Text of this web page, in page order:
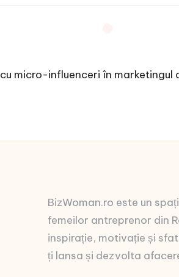
micro-influenceri în marketingul
BizWoman.ro este un
femeilor antreprenor din
inspirație, motivație și
ți lansa și dezvolta